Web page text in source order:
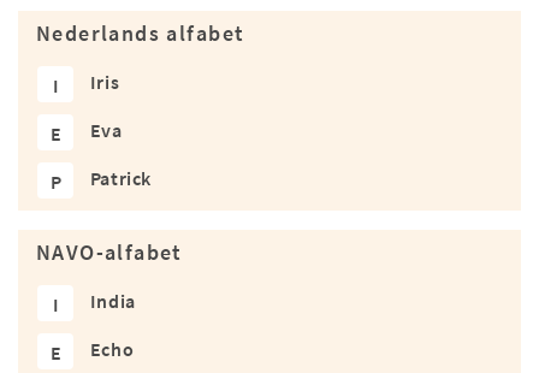
Nederlands alfabet
I Iris
E Eva
P Patrick
NAVO-alfabet
I India
E Echo